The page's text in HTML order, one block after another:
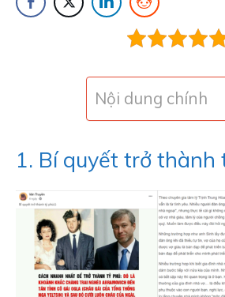
Nội dung chính
1. Bí quyết trở thành